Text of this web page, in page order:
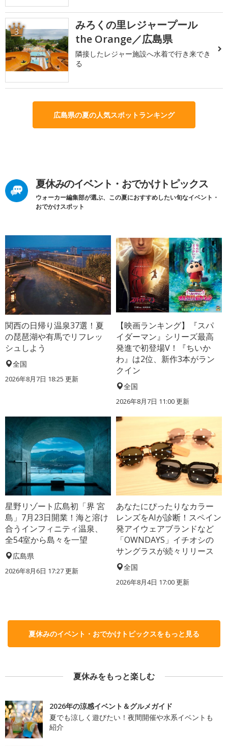
3
みろくの里レジャープール
the Orange／広島県
隣接したレジャー施設へ水着で行き来でき
る
広島県の夏の人気スポットランキング
夏休みのイベント・おでかけトピックス
ウォーカー編集部が選ぶ、この夏におすすめしたい旬なイベント・
おでかけスポット
関西の日帰り温泉37選！夏
の琵琶湖や有馬でリフレッ
シュしよう
全国
2026年8月7日 18:25 更新
【映画ランキング】『スパ
イダーマン』シリーズ最高
発進で初登場V！『ちいか
わ』は2位、新作3本がラン
クイン
全国
2026年8月7日 11:00更新
星野リゾート広島初「界 宮
島」7月23日開業！海と溶け
合うインフィニティ温泉、
全54室から島々を一望
広島県
2026年8月6日 17:27更新
あなたにぴったりなカラー
レンズをAIが診断！スペイン
発アイウェアブランドなど
「OWNDAYS」イチオシの
サングラスが続々リリース
全国
2026年8月4日 17:00更新
夏休みのイベント・おでかけトピックスをもっと見る
夏休みをもっと楽しむ
2026年の涼感イベント＆グルメガイド
夏でも涼しく遊びたい！夜間開催や水系イベントも
紹介